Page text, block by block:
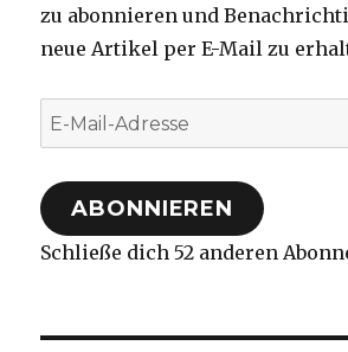
zu abonnieren und
neue Artikel per E-Mail zu
E-
Mail-
Adresse
ABONNIEREN
Schließe dich 52 anderen